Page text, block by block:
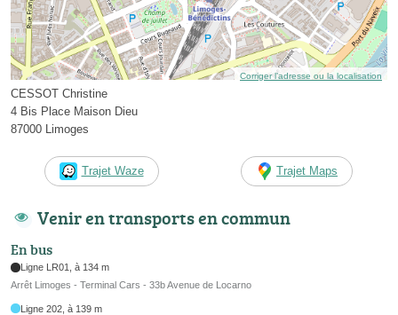
Corriger l’adresse ou la localisation
CESSOT Christine
4 Bis Place Maison Dieu
87000 Limoges
Trajet Waze Trajet Maps
Venir en transports en commun
En bus
Ligne LR01, à 134 m
Arrêt Limoges - Terminal Cars - 33b Avenue de Locarno
Ligne 202, à 139 m